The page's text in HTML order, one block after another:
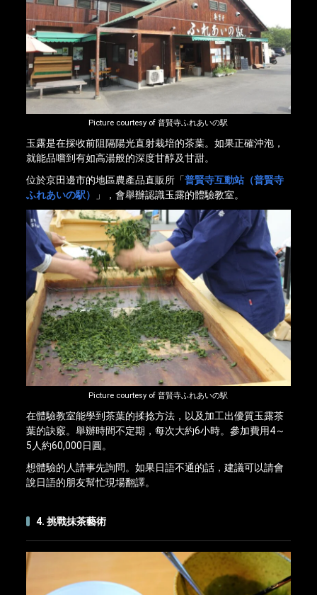
Picture courtesy of 普賢寺ふれあいの駅
玉露是在採收前阻隔陽光直射栽培的茶葉。如果正確沖泡，
就能品嚐到有如高湯般的深度甘醇及甘甜。
位於京田邊市的地區農產品直販所「普賢寺互動站（普賢寺
ふれあいの駅）
」，會舉辦認識玉露的體驗教室。
Picture courtesy of 普賢寺ふれあいの駅
在體驗教室能學到茶葉的揉捻方法，以及加工出優質玉露茶
葉的訣竅。舉辦時間不定期，每次大約6小時。參加費用4～
5人約60,000日圓。
想體驗的人請事先詢問。如果日語不通的話，建議可以請會
說日語的朋友幫忙現場翻譯。
4. 挑戰抹茶藝術